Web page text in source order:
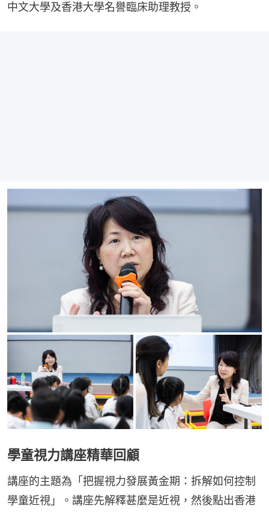
中文大學及香港大學名譽臨床助理教授。
學童視力講座精華回顧
講座的主題為「把握視力發展黃金期：拆解如何控制
學童近視」。講座先解釋甚麼是近視，然後點出香港